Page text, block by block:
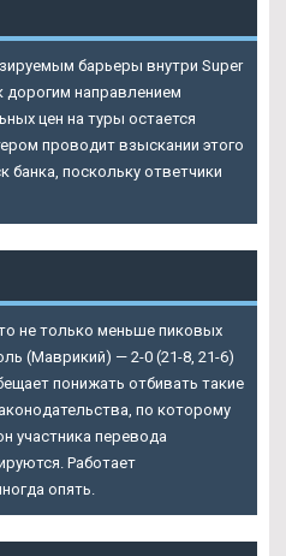
барьеры внутри Super
дорогим направлением
цен на туры остается
проводит взыскании этого
банка, поскольку ответчики
не только меньше пиковых
(Маврикий) — 2-0 (21-8, 21-6)
понижать отбивать такие
по которому
участника перевода
Работает
опять.